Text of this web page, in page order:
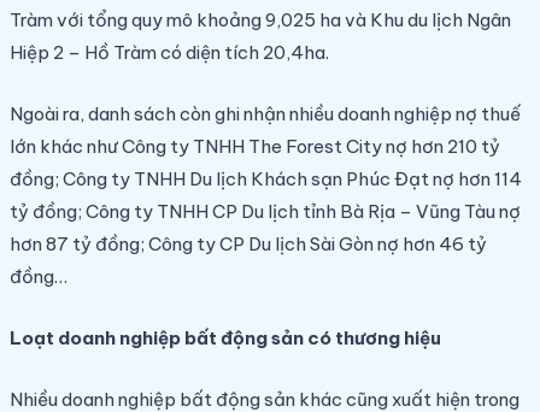
Tràm với tổng quy mô khoảng 9,025 ha và Khu du lịch Ngân
Hiệp 2 – Hồ Tràm có diện tích 20,4ha.
Ngoài ra, danh sách còn ghi nhận nhiều doanh nghiệp nợ thuế
lớn khác như Công ty TNHH The Forest City nợ hơn 210 tỷ
đồng; Công ty TNHH Du lịch Khách sạn Phúc Đạt nợ hơn 114
tỷ đồng; Công ty TNHH CP Du lịch tỉnh Bà Rịa – Vũng Tàu nợ
hơn 87 tỷ đồng; Công ty CP Du lịch Sài Gòn nợ hơn 46 tỷ
đồng…
Loạt doanh nghiệp bất động sản có thương hiệu
Nhiều doanh nghiệp bất động sản khác cũng xuất hiện trong